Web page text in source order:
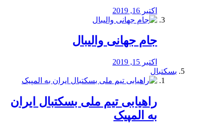
اکتبر 16, 2019
جام جهانی والیبال
اکتبر 15, 2019
بسکتبال
راهیابی تیم ملی بسکتبال ایران
به المپیک